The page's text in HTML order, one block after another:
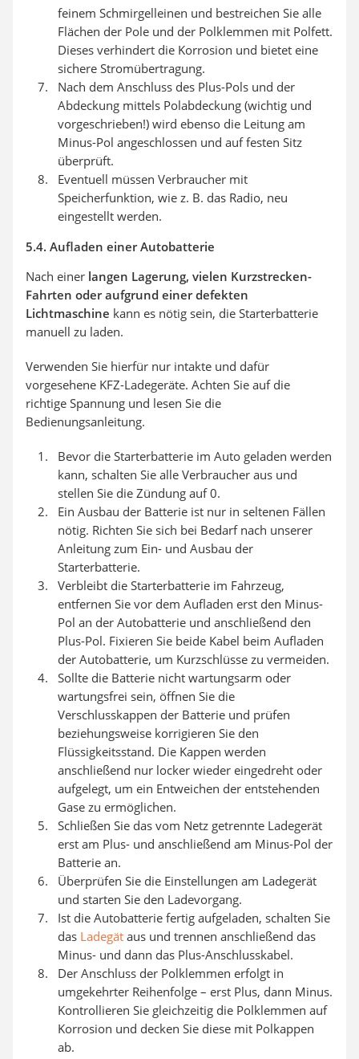
feinem Schmirgelleinen und bestreichen Sie alle
Flächen der Pole und der Polklemmen mit Polfett.
Dieses verhindert die Korrosion und bietet eine
sichere Stromübertragung.
Nach dem Anschluss des Plus-Pols und der
Abdeckung mittels Polabdeckung (wichtig und
vorgeschrieben!) wird ebenso die Leitung am
Minus-Pol angeschlossen und auf festen Sitz
überprüft.
Eventuell müssen Verbraucher mit
Speicherfunktion, wie z. B. das Radio, neu
eingestellt werden.
5.4. Aufladen einer Autobatterie
Nach einer langen Lagerung, vielen Kurzstrecken-
Fahrten oder aufgrund einer defekten
Lichtmaschine kann es nötig sein, die Starterbatterie
manuell zu laden.
Verwenden Sie hierfür nur intakte und dafür
vorgesehene KFZ-Ladegeräte. Achten Sie auf die
richtige Spannung und lesen Sie die
Bedienungsanleitung.
Bevor die Starterbatterie im Auto geladen werden
kann, schalten Sie alle Verbraucher aus und
stellen Sie die Zündung auf 0.
Ein Ausbau der Batterie ist nur in seltenen Fällen
nötig. Richten Sie sich bei Bedarf nach unserer
Anleitung zum Ein- und Ausbau der
Starterbatterie.
Verbleibt die Starterbatterie im Fahrzeug,
entfernen Sie vor dem Aufladen erst den Minus-
Pol an der Autobatterie und anschließend den
Plus-Pol. Fixieren Sie beide Kabel beim Aufladen
der Autobatterie, um Kurzschlüsse zu vermeiden.
Sollte die Batterie nicht wartungsarm oder
wartungsfrei sein, öffnen Sie die
Verschlusskappen der Batterie und prüfen
beziehungsweise korrigieren Sie den
Flüssigkeitsstand. Die Kappen werden
anschließend nur locker wieder eingedreht oder
aufgelegt, um ein Entweichen der entstehenden
Gase zu ermöglichen.
Schließen Sie das vom Netz getrennte Ladegerät
erst am Plus- und anschließend am Minus-Pol der
Batterie an.
Überprüfen Sie die Einstellungen am Ladegerät
und starten Sie den Ladevorgang.
Ist die Autobatterie fertig aufgeladen, schalten Sie
das Ladegät aus und trennen anschließend das
Minus- und dann das Plus-Anschlusskabel.
Der Anschluss der Polklemmen erfolgt in
umgekehrter Reihenfolge – erst Plus, dann Minus.
Kontrollieren Sie gleichzeitig die Polklemmen auf
Korrosion und decken Sie diese mit Polkappen
ab.